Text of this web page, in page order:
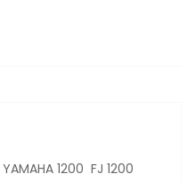
YAMAHA 1200 FJ 1200